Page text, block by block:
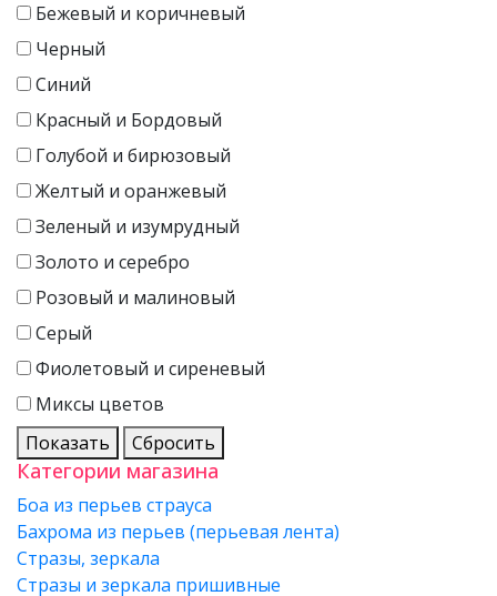
Бежевый и коричневый
Черный
Синий
Красный и Бордовый
Голубой и бирюзовый
Желтый и оранжевый
Зеленый и изумрудный
Золото и серебро
Розовый и малиновый
Серый
Фиолетовый и сиреневый
Миксы цветов
Показать
Сбросить
Категории магазина
Боа из перьев страуса
Бахрома из перьев (перьевая лента)
Стразы, зеркала
Стразы и зеркала пришивные